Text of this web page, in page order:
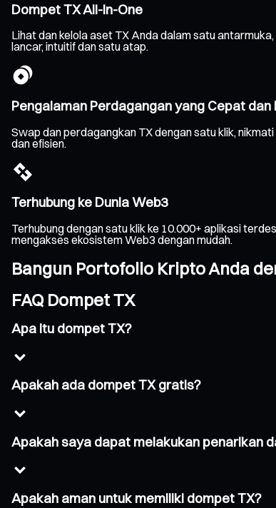
Dompet TX All-In-One
Lihat dan kelola aset TX Anda dalam satu
lancar, intuitif dan satu atap.
Pengalaman Perdagangan yang Cepat dan
Swap dan perdagangkan TX dengan satu klik,
dan efisien.
Terhubung ke Dunia Web3
Terhubung dengan satu klik ke 10.000+ aplikasi
mengakses ekosistem Web3 dengan mudah.
Bangun Portofolio Kripto Anda
FAQ Dompet TX
Apa itu dompet TX?
Apakah ada dompet TX gratis?
Apakah saya dapat melakukan penarikan
Apakah aman untuk memiliki dompet TX?